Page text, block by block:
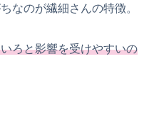
なのが繊細さんの特徴。
ろと影響を受けやすいの